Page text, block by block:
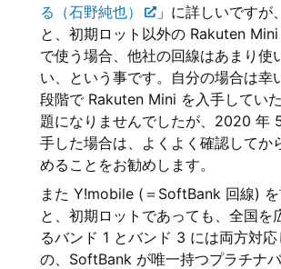
る（石野純也）
」に詳しいですが
と、初期ロット以外の Rakuten
で使う場合、他社の回線はあまり使
い、という事です。自分の場合は幸
段階で Rakuten Mini を入手してい
題になりませんでしたが、2020 年
手した場合は、よくよく確認してか
めることをお勧めします。
また Y!mobile (＝SoftBank 回線) を
と、初期ロットであっても、全国を
るバンド 1 とバンド 3 には両方対
の、SoftBank が唯一持つプラチナ